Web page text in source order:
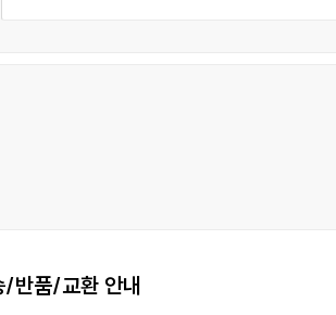
시아스의 비명 242
위의 소녀 277
린 위의 사냥꾼들 279
/반품/교환 안내